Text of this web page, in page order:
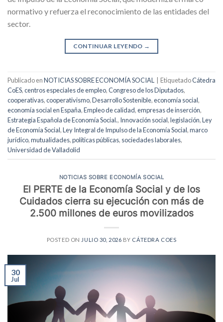
normativo y refuerza el reconocimiento de las entidades del
sector.
CONTINUAR LEYENDO →
Publicado enNOTICIAS SOBRE ECONOMÍA SOCIAL EtiquetadoCátedra
CoES,centros especiales de empleo,Congreso de los Diputados,
cooperativas,cooperativismo,Desarrollo Sostenible,economía social,
economía social en España,Empleo de calidad,empresas de inserción,
Estrategia Española de Economía Social., Innovación social,legislación,Ley
de Economía Social,Ley Integral de Impulso de la Economía Social,marco
jurídico,mutualidades,políticas públicas, sociedades laborales,
Universidad de Valladolid
NOTICIAS SOBRE ECONOMÍA SOCIAL
El PERTE de la Economía Social y de los
Cuidados cierra su ejecución con más de
2.500 millones de euros movilizados
POSTED ON JULIO 30, 2026 BY CÁTEDRA COES
30
Jul